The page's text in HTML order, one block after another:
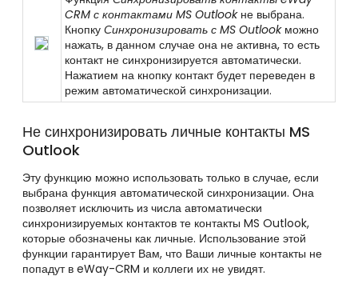
CRM с контактами MS Outlook не выбрана.
КнопкуСинхронизировать с MS Outlook можно
нажать, в данном случае она не активна, то есть
контакт не синхронизируетсяавтоматически.
Нажатием на кнопку контакт будет переведен в
режим автоматической синхронизации.
Не синхронизировать личные контакты MS
Outlook
Эту функцию можно использовать только в случае, если
выбрана функция автоматической синхронизации. Она
позволяет исключить из числа автоматически
синхронизируемых контактов те контакты MS Outlook,
которые обозначены как личные. Использование этой
функции гарантирует Вам, что Ваши личные контакты не
попадут в eWay-CRM и коллеги их не увидят.